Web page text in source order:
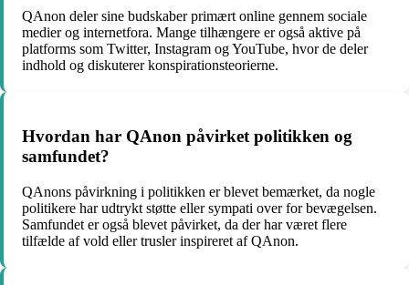
QAnon deler sine budskaber primært online gennem sociale
medier og internetfora. Mange tilhængere er også aktive på
platforms som Twitter, Instagram og YouTube, hvor de deler
indhold og diskuterer konspirationsteorierne.
Hvordan har QAnon påvirket politikken og
samfundet?
QAnons påvirkning i politikken er blevet bemærket, da nogle
politikere har udtrykt støtte eller sympati over for bevægelsen.
Samfundet er også blevet påvirket, da der har været flere
tilfælde af vold eller trusler inspireret af QAnon.